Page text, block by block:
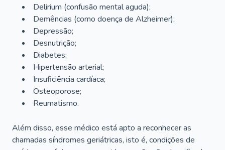
Delirium (confusão mental aguda);
Demências (como doença de Alzheimer);
Depressão;
Desnutrição;
Diabetes;
Hipertensão arterial;
Insuficiência cardíaca;
Osteoporose;
Reumatismo.
Além disso, esse médico está apto a reconhecer as
chamadas síndromes geriátricas, isto é, condições de